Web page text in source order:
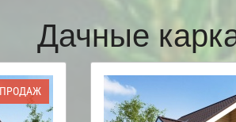
Дачные